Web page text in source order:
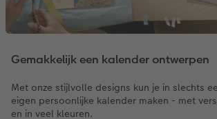
Gemakkelijk een kalender ontwerpen
Met onze stijlvolle designs kun je in slechts
eigen persoonlijke kalender maken - met
en in veel kleuren.